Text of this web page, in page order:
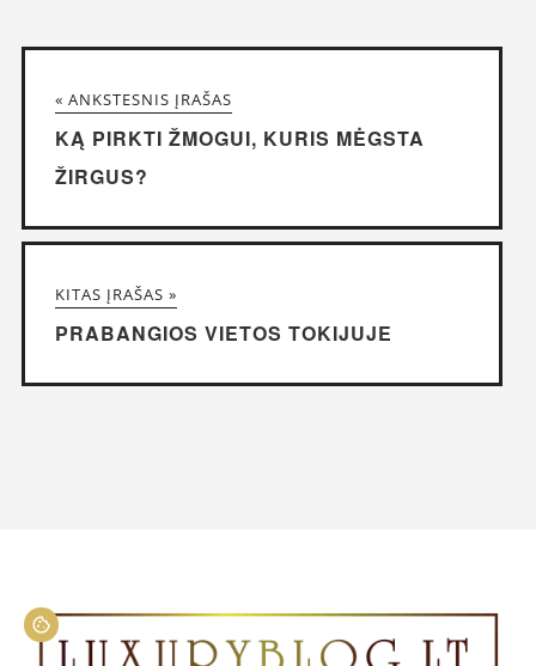
« ANKSTESNIS ĮRAŠAS
KĄ PIRKTI ŽMOGUI, KURIS MĖGSTA
ŽIRGUS?
KITAS ĮRAŠAS »
PRABANGIOS VIETOS TOKIJUJE